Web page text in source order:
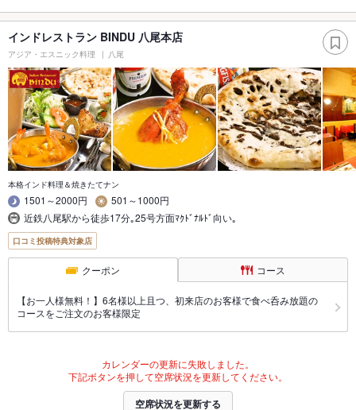
インドレストラン BINDU 八尾本店
アジア・エスニック料理 八尾
本格インド料理＆焼きたてナン
1501～2000円
501～1000円
近鉄八尾駅から徒歩17分｡25号方面ﾏｸﾄﾞﾅﾙﾄﾞ向い｡
口コミ投稿特典対象店
クーポン コース
【お一人様無料！】6名様以上且つ、初来店のお客様で食べ呑み放題の
コースをご注文のお客様限定
カレンダーの更新に失敗しました。
下記ボタンを押して空席状況を更新してください。
空席状況を更新する